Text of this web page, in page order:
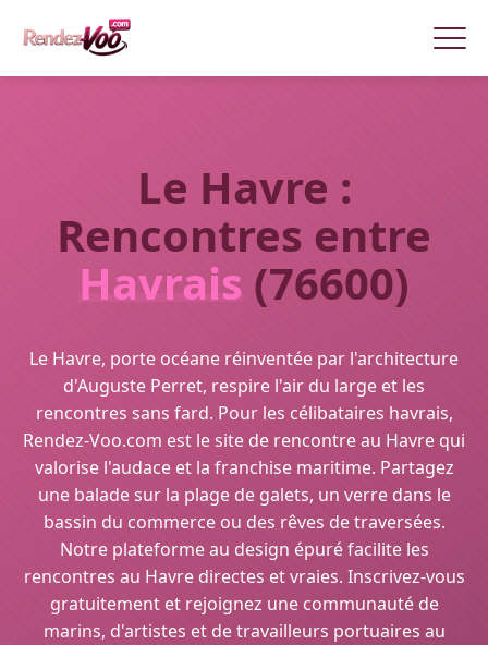
Le Havre :
Rencontres entre
Havrais (76600)
Le Havre, porte océane réinventée par l'architecture
d'Auguste Perret, respire l'air du large et les
rencontres sans fard. Pour les célibataires havrais,
Rendez-Voo.com est le site de rencontre au Havre qui
valorise l'audace et la franchise maritime. Partagez
une balade sur la plage de galets, un verre dans le
bassin du commerce ou des rêves de traversées.
Notre plateforme au design épuré facilite les
rencontres au Havre directes et vraies. Inscrivez-vous
gratuitement et rejoignez une communauté de
marins, d'artistes et de travailleurs portuaires au